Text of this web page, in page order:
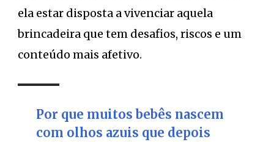
ela estar disposta a vivenciar aquela
brincadeira que tem desafios, riscos e um
conteúdo mais afetivo.
Por que muitos bebês nascem
com olhos azuis que depois